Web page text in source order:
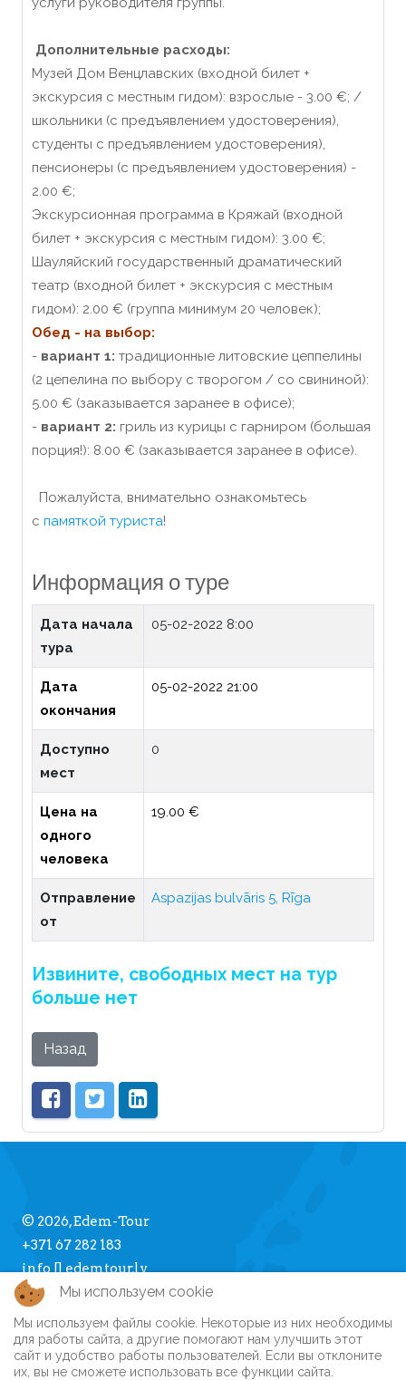
Дополнительные расходы:
Музей Дом Венцлавских (входной билет +
экскурсия с местным гидом): взрослые - 3.00 €; /
школьники (с предъявлением удостоверения),
студенты с предъявлением удостоверения),
пенсионеры (с предъявлением удостоверения) -
2.00 €;
Экскурсионная программа в Кряжай (входной
билет + экскурсия с местным гидом): 3.00 €;
Шауляйский государственный драматический
театр (входной билет + экскурсия с местным
гидом): 2.00 € (группа минимум 20 человек);
Обед - на выбор:
- вариант 1: традиционные литовские цеппелины
(2 цепелина по выбору с творогом / со свининой):
5.00 € (заказывается заранее в офисе);
- вариант 2: гриль из курицы с гарниром (большая
порция!): 8.00 € (заказывается заранее в офисе).
Пожалуйста, внимательно ознакомьтесь
с памяткой туриста!
Информация о туре
Дата начала
тура
05-02-2022 8:00
Дата
окончания
05-02-2022 21:00
Доступно
мест
0
Цена на
одного
человека
19.00 €
Отправление
от
Aspazijas bulvāris 5, Rīga
Извините, свободных мест на тур
больше нет
Назад
© 2026, Edem-Tour
+371 67 282 183
info [] edemtour.lv
Про Edem-Tour
Памятка туристу
Мы используем cookie
Мы используем файлы cookie. Некоторые из них необходимы
для работы сайта, а другие помогают нам улучшить этот
сайт и удобство работы пользователей. Если вы отклоните
их, вы не сможете использовать все функции сайта.